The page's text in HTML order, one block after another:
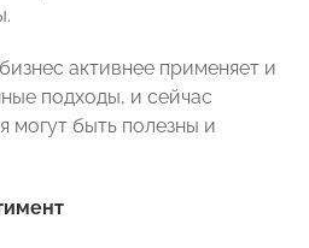
активнее применяет и
подходы, и сейчас
могут быть полезны и